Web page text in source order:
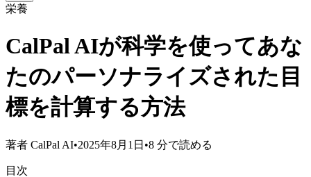
栄養
CalPal AIが科学を使ってあな
たのパーソナライズされた目
標を計算する方法
著者 CalPal AI•2025年8月1日 •8 分で読める
目次